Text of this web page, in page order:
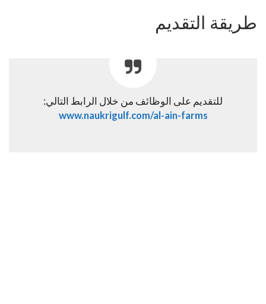
طريقة التقديم
للتقديم على الوظائف من خلال الرابط التالي:
www.naukrigulf.com/al-ain-farms